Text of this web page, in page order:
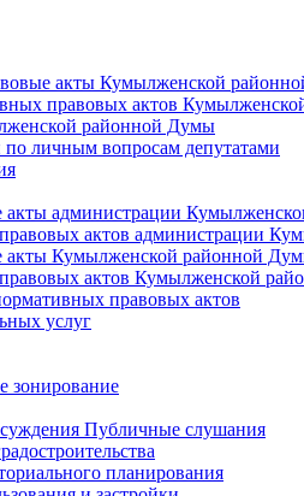
акты Кумылженской
правовых актов
районной Думы
личным вопросам депутатами
администрации
актов администрации
акты Кумылженской районной
актов Кумылженской
правовых актов
услуг
зонирование
Публичные слушания
планирования